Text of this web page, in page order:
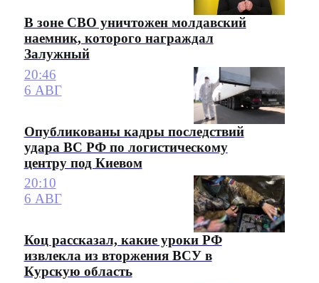
В зоне СВО уничтожен молдавский
наемник, которого награждал
Залужный
20:46
6 АВГ
Опубликованы кадры последствий
удара ВС РФ по логистическому
центру под Киевом
20:10
6 АВГ
Коц рассказал, какие уроки РФ
извлекла из вторжения ВСУ в
Курскую область